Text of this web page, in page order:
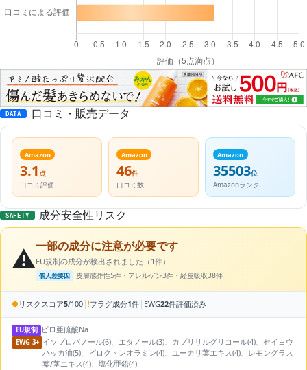
DATA 口コミ・販売データ
Amazon
3.1 点
口コミ評価
Amazon
46件
口コミ数
Amazon
35503位
Amazonランク
SAFETY 成分安全性リスク
⚠️一部の成分に注意が必要です
EU規制の成分が検出されました（1件）
個人差要因 皮膚感作性5件・アレルゲン3件・経皮吸収38件
● リスクスコア5/100 | !フラグ成分1件 | EWG22件評価済み
EU規制 ピロ亜硫酸Na
EWG 3+ イソプロパノール(6)、エタノール(3)、カプリリルグリコール(4)、セイヨウ
ハッカ油(5)、ピロクトンオラミン(4)、ユーカリ葉エキス(4)、レモングラス
葉/茎エキス(4)、塩化亜鉛(4)